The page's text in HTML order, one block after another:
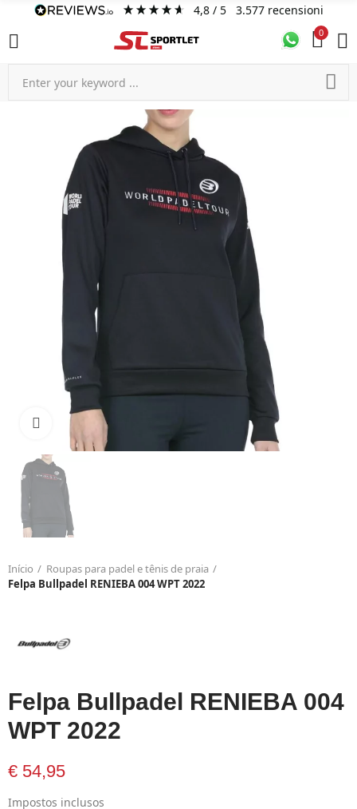
4,8/ 5 3.577 recensioni
0
Click to enlarge
Início
Roupas para padel e tênis de praia
Felpa Bullpadel RENIEBA 004 WPT 2022
Felpa Bullpadel RENIEBA 004
WPT 2022
€ 54,95
Impostos inclusos